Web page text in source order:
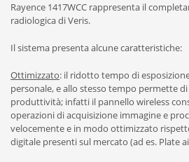
Rayence 1417WCC rappresenta il
radiologica di Veris.
Il sistema presenta alcune caratteristiche:
Ottimizzato: il ridotto tempo di
personale, e allo stesso tempo permette
produttività; infatti il pannello wireless
operazioni di acquisizione immagine e
velocemente e in modo ottimizzato
digitale presenti sul mercato (ad es. Plate